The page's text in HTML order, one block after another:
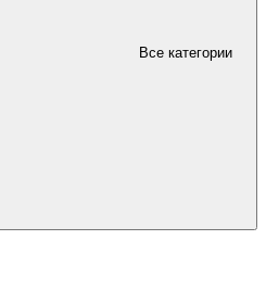
Все категории